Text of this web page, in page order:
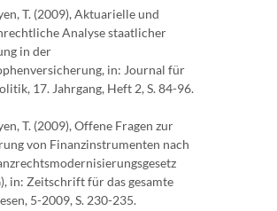
T. (2009), Aktuarielle und
Analyse staatlicher
in der
in: Journal für
17. Jahrgang, Heft 2, S. 84-96.
T. (2009), Offene Fragen zur
von Finanzinstrumenten nach
in: Zeitschrift für das gesamte
5-2009, S. 230-235.